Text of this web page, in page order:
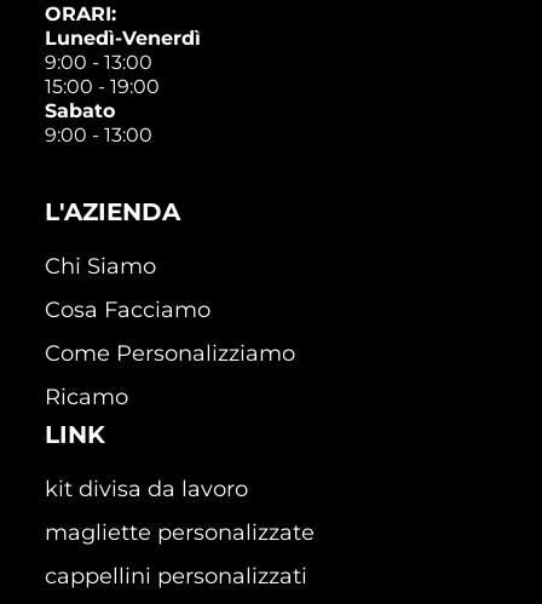
ORARI:
Lunedì-Venerdì
9:00 - 13:00
15:00 - 19:00
Sabato
9:00 - 13:00
L'AZIENDA
Chi Siamo
Cosa Facciamo
Come Personalizziamo
Ricamo
LINK
kit divisa da lavoro
magliette personalizzate
cappellini personalizzati